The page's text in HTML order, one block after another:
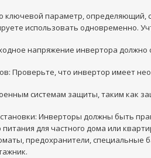
ключевой параметр, определяющий,
использовать одновременно.
напряжение инвертора должно
Проверьте, что инвертор имеет
системам защиты, таким как
Инверторы должны быть
для частного дома или
предохранители, специальные